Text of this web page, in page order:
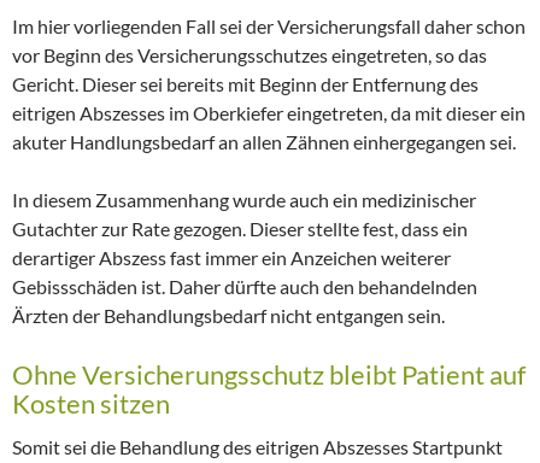
Im hier vorliegenden Fall sei der Versicherungsfall daher schon
vor Beginn des Versicherungsschutzes eingetreten, so das
Gericht. Dieser sei bereits mit Beginn der Entfernung des
eitrigen Abszesses im Oberkiefer eingetreten, da mit dieser ein
akuter Handlungsbedarf an allen Zähnen einhergegangen sei.
In diesem Zusammenhang wurde auch ein medizinischer
Gutachter zur Rate gezogen. Dieser stellte fest, dass ein
derartiger Abszess fast immer ein Anzeichen weiterer
Gebissschäden ist. Daher dürfte auch den behandelnden
Ärzten der Behandlungsbedarf nicht entgangen sein.
Ohne Versicherungsschutz bleibt Patient auf
Kosten sitzen
Somit sei die Behandlung des eitrigen Abszesses Startpunkt